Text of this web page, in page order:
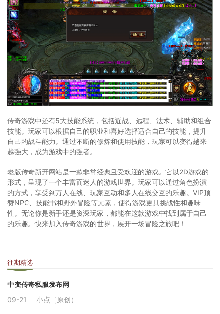
传奇游戏中还有5大技能系统，包括近战、远程、法术、辅助和组合
技能。玩家可以根据自己的职业和喜好选择适合自己的技能，提升
自己的战斗能力。通过不断的修炼和使用技能，玩家可以变得越来
越强大，成为游戏中的强者。
老版传奇新开网站是一款非常经典且受欢迎的游戏。它以2D游戏的
形式，呈现了一个丰富而迷人的游戏世界。玩家可以通过角色扮演
的方式，享受到万人在线、玩家互动和多人在线交互的乐趣。VIP顶
赞NPC、技能书和野外冒险等元素，使得游戏更具挑战性和趣味
性。无论你是新手还是资深玩家，都能在这款游戏中找到属于自己
的乐趣。快来加入传奇游戏的世界，展开一场冒险之旅吧！
往期精选
中变传奇私服发布网
09-21
小点（原创）